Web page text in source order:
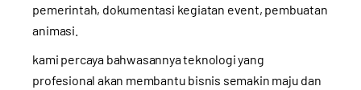
pemerintah, dokumentasi kegiatan event, pembuatan
animasi.
kami percaya bahwasannya teknologi yang
profesional akan membantu bisnis semakin maju dan